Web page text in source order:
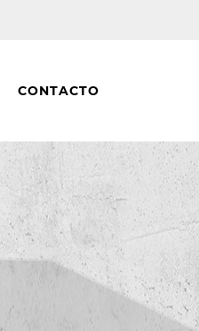
CONTACTO